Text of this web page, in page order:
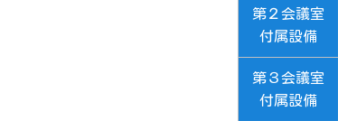
第２会議室
付属設備
第３会議室
付属設備